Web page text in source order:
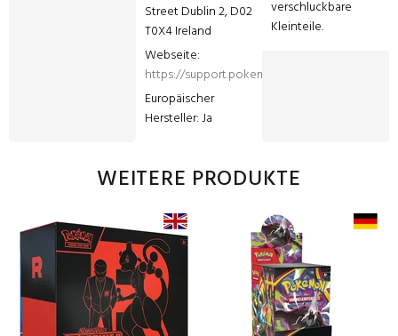
Street Dublin 2, D02
T0X4 Ireland
https://support.pokemon.com/hc/de
Europäischer
Hersteller: Ja
verschluckbare
Kleinteile.
WEITERE PRODUKTE